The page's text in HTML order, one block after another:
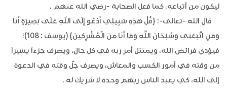
ليكون من أتباعه، كما فعل الصحابة -رضي الله عنهم .
قال الله -تعالى-: {قُلْ هَذِهِ سَبِيلِي أَدْعُو إِلَى اللَّهِ عَلَى بَصِيرَةٍ أَنَا
وَمَنِ اتَّبَعَنِي وَسُبْحَانَ اللَّهِ وَمَا أَنَا مِنَ الْمُشْرِكِينَ} (يوسف : 108)؛
فيؤدي فرائض الله، ويمتثل أمر ربه في كل حال، ويصرف جزءاً يسيراً
من وقته في أمور الكسب والمعاش، ويصرف جلّ وقته في الدعوة
إلى الله، كي يعبد الناس ربهم وحده لا شريك له .